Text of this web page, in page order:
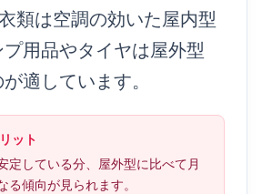
類は空調の効いた屋内型
用品やタイヤは屋外型
適しています。
ット
定している分、屋外型に比べて月
る傾向が見られます。